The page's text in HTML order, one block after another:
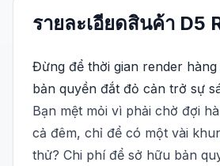
รายละเอียดสินค้า D5
Đừng để thời gian render
bản quyền đắt đỏ cản trở sự
Bạn mệt mỏi vì phải chờ đợi
cả đêm, chỉ để có một vài
thử? Chi phí để sở hữu bản